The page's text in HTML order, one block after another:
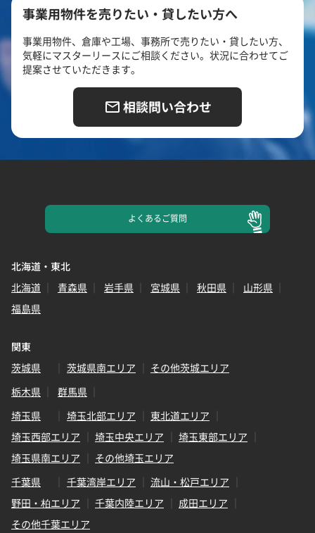
事業用物件を売りたい・貸したい方へ
事業用物件、倉庫や工場、事務所で売りたい・貸したい方、
気軽にマスターリースにご相談ください。状況に合わせてご
提案させていただきます。
相談問い合わせ
よくあるご質問
北海道・東北
北海道
青森県 岩手県 宮城県 秋田県
山形県
福島県
関東
茨城県
茨城県南エリア
その他茨城エリア
栃木県
群馬県
埼玉県
埼玉北部エリア
東北道エリア
埼玉西部エリア
埼玉中央エリア
埼玉東部エリア
埼玉県南エリア
その他埼玉エリア
千葉県
千葉湾岸エリア
流山・松戸エリア
野田・柏エリア
千葉内陸エリア
成田エリア
その他千葉エリア